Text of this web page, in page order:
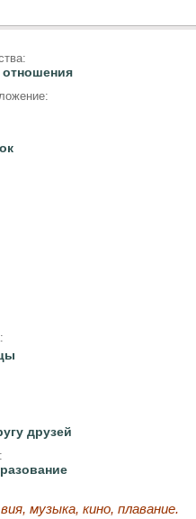
друзей
музыка, кино, плавание.